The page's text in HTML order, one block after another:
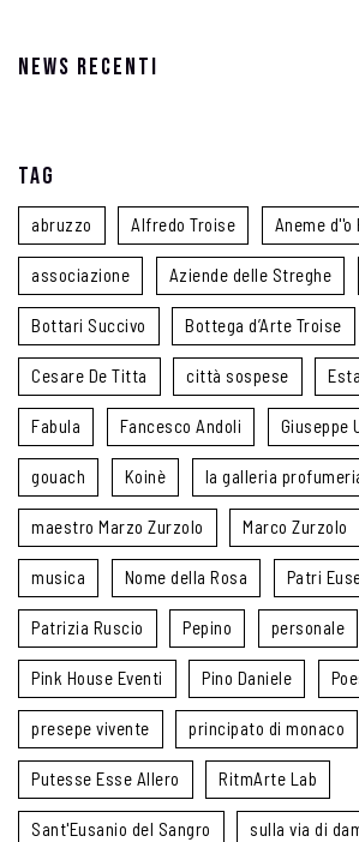
News recenti
Tag
abruzzo Alfredo Troise Aneme
associazione Aziende delle Streghe
Bottari Succivo Bottega d’Arte Troise
Cesare De Titta città sospese
Fabula Fancesco Andoli Giuseppe
gouach Koinè la galleria
maestro Marzo Zurzolo Marco Zurzolo
musica Nome della Rosa Patri
Patrizia Ruscio Pepino personale
Pink House Eventi Pino Daniele
presepe vivente principato di monaco
Putesse Esse Allero RitmArte Lab
Sant'Eusanio del Sangro sulla via di